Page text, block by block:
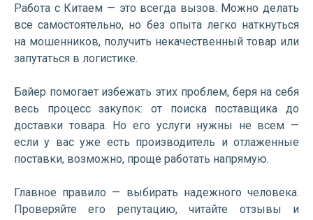
Работа с Китаем — это всегда вызов. Можно делать
все самостоятельно, но без опыта легко наткнуться
на мошенников, получить некачественный товар или
запутаться в логистике.
Байер помогает избежать этих проблем, беря на себя
весь процесс закупок: от поиска поставщика до
доставки товара. Но его услуги нужны не всем —
если у вас уже есть производитель и отлаженные
поставки, возможно, проще работать напрямую.
Главное правило — выбирать надежного человека.
Проверяйте его репутацию, читайте отзывы и